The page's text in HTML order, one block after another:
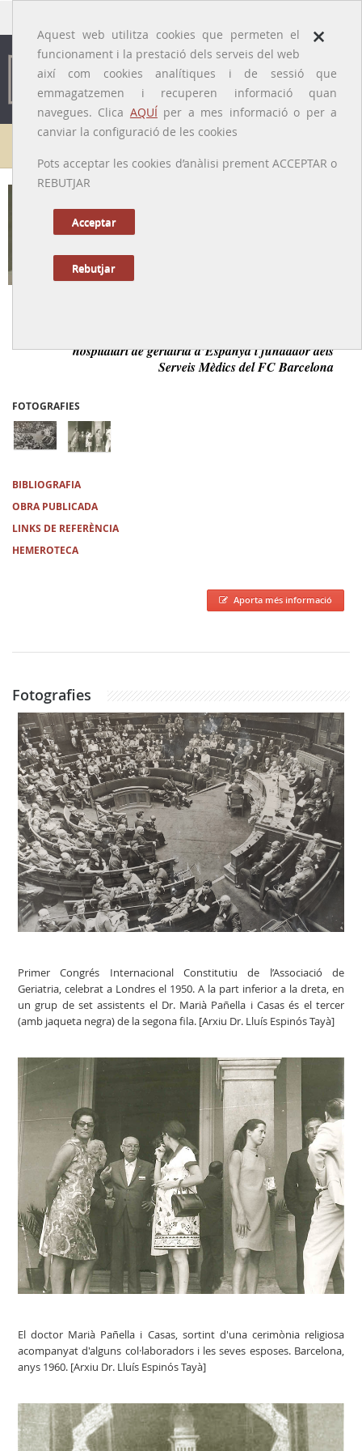
×
Aquest web utilitza cookies que permeten el
funcionament i la prestació dels serveis del web
així com cookies analítiques i de sessió que
emmagatzemen i recuperen informació quan
navegues. Clica AQUÍper a mes informació o per a
canviar la configuració de les cookies
Pots acceptar les cookies d’anàlisi prement ACCEPTAR o
REBUTJAR
Acceptar
Rebutjar
Galeria de metges
hospitalari de geriatria d’Espanya i fundador dels
Serveis Mèdics del FC Barcelona
FOTOGRAFIES
BIBLIOGRAFIA
OBRA PUBLICADA
LINKS DE REFERÈNCIA
HEMEROTECA
Aporta més informació
Fotografies
Primer Congrés Internacional Constitutiu de l’Associació de
Geriatria, celebrat a Londres el 1950. A la part inferior a la dreta, en
un grup de set assistents el Dr. Marià Pañella i Casas és el tercer
(amb jaqueta negra) de la segona fila. [Arxiu Dr. Lluís Espinós Tayà]
El doctor Marià Pañella i Casas, sortint d'una cerimònia religiosa
acompanyat d'alguns col·laboradors i les seves esposes. Barcelona,
anys 1960. [Arxiu Dr. Lluís Espinós Tayà]